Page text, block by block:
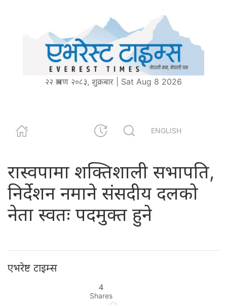
२२ श्रावण २०८३, शुक्रबार | Sat Aug 8 2026
ENGLISH
रास्वपामा शक्तिशाली सभापति,
निर्देशन नमाने संसदीय दलको
नेता स्वतः पदमुक्त हुने
एभरेष्ट टाइम्स
4
Shares